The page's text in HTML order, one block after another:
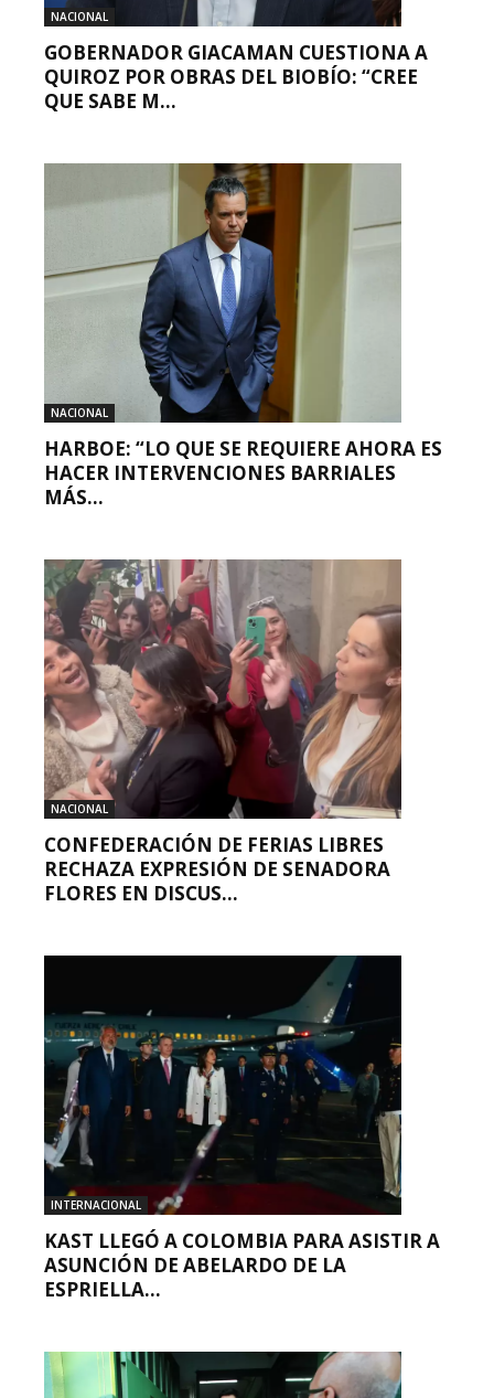
NACIONAL
GOBERNADOR GIACAMAN CUESTIONA A
QUIROZ POR OBRAS DEL BIOBÍO: “CREE
QUE SABE M...
NACIONAL
HARBOE: “LO QUE SE REQUIERE AHORA ES
HACER INTERVENCIONES BARRIALES
MÁS...
NACIONAL
CONFEDERACIÓN DE FERIAS LIBRES
RECHAZA EXPRESIÓN DE SENADORA
FLORES EN DISCUS...
INTERNACIONAL
KAST LLEGÓ A COLOMBIA PARA ASISTIR A
ASUNCIÓN DE ABELARDO DE LA
ESPRIELLA...